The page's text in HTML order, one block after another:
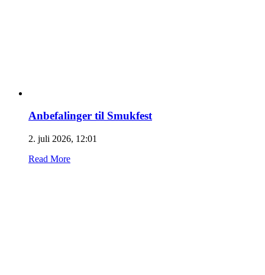
Anbefalinger til Smukfest
2. juli 2026, 12:01
Read More